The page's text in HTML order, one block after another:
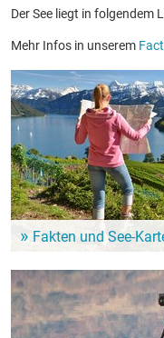
Der See liegt in folgendem
Mehr Infos in unserem
Fakten und See-
See-Karte mit Orten zum den
zum Beispiel zur